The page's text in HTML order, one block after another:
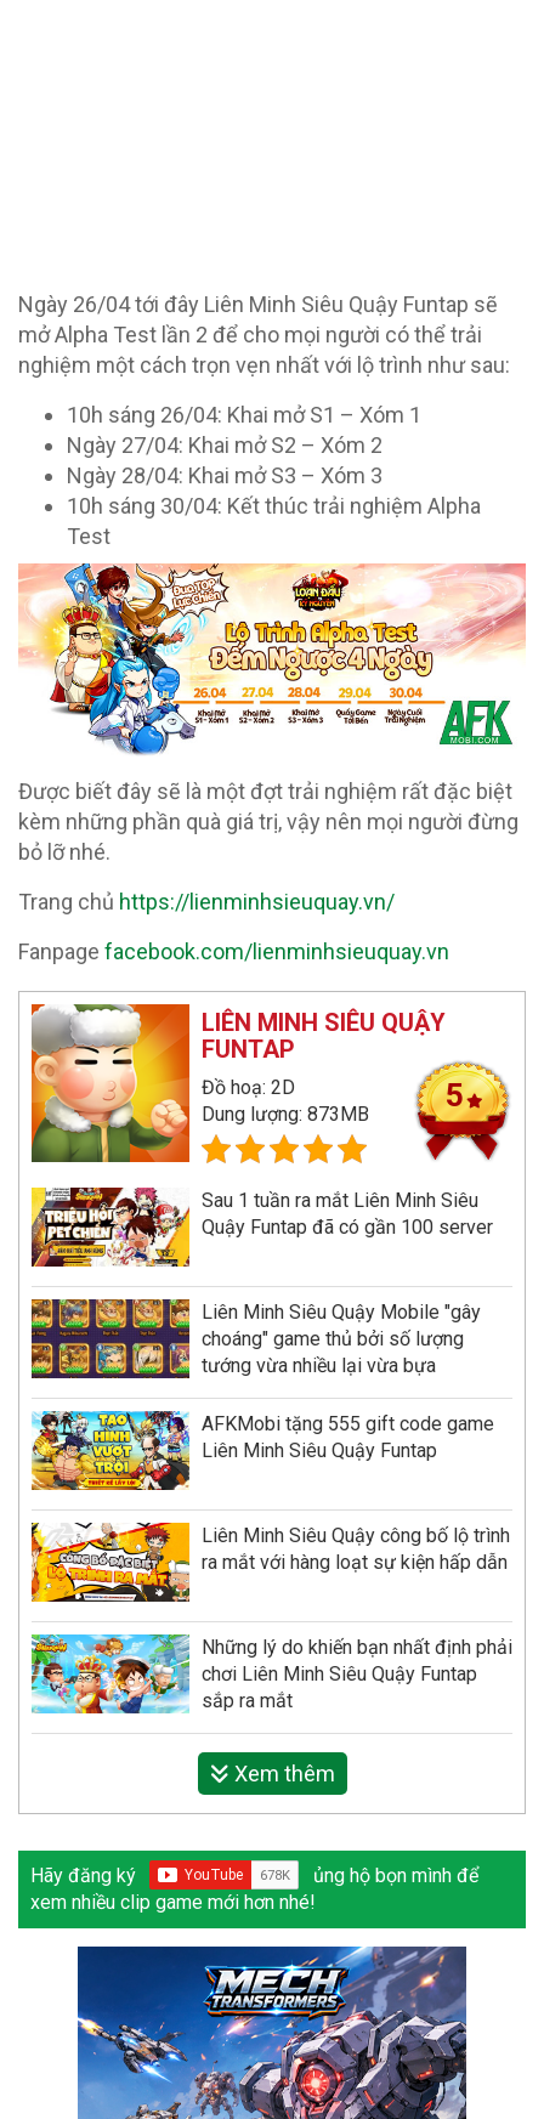
Ngày 26/04 tới đây Liên Minh Siêu Quậy Funtap sẽ
mở Alpha Test lần 2 để cho mọi người có thể trải
nghiệm một cách trọn vẹn nhất với lộ trình như sau:
10h sáng 26/04: Khai mở S1 – Xóm 1
Ngày 27/04: Khai mở S2 – Xóm 2
Ngày 28/04: Khai mở S3 – Xóm 3
10h sáng 30/04: Kết thúc trải nghiệm Alpha
Test
Được biết đây sẽ là một đợt trải nghiệm rất đặc biệt
kèm những phần quà giá trị, vậy nên mọi người đừng
bỏ lỡ nhé.
Trang chủ https://lienminhsieuquay.vn/
Fanpage facebook.com/lienminhsieuquay.vn
LIÊN MINH SIÊU QUẬY
FUNTAP
Đồ hoạ: 2D
Dung lượng: 873MB
5
Sau 1 tuần ra mắt Liên Minh Siêu
Quậy Funtap đã có gần 100 server
Liên Minh Siêu Quậy Mobile "gây
choáng" game thủ bởi số lượng
tướng vừa nhiều lại vừa bựa
AFKMobi tặng 555 gift code game
Liên Minh Siêu Quậy Funtap
Liên Minh Siêu Quậy công bố lộ trình
ra mắt với hàng loạt sự kiện hấp dẫn
Những lý do khiến bạn nhất định phải
chơi Liên Minh Siêu Quậy Funtap
sắp ra mắt
Xem thêm
Hãy đăng ký
ủng hộ bọn mình để
xem nhiều clip game mới hơn nhé!